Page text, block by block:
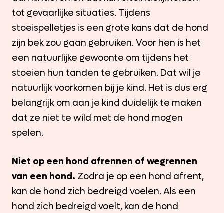
tot gevaarlijke situaties. Tijdens
stoeispelletjes is een grote kans dat de hond
zijn bek zou gaan gebruiken. Voor hen is het
een natuurlijke gewoonte om tijdens het
stoeien hun tanden te gebruiken. Dat wil je
natuurlijk voorkomen bij je kind. Het is dus erg
belangrijk om aan je kind duidelijk te maken
dat ze niet te wild met de hond mogen
spelen.
Niet op een hond afrennen of wegrennen
van een hond. Zodra je op een hond afrent,
kan de hond zich bedreigd voelen. Als een
hond zich bedreigd voelt, kan de hond